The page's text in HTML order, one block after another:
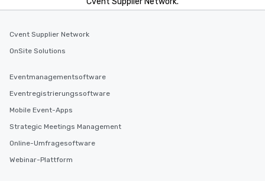
Cvent Supplier Network
OnSite Solutions
Eventmanagementsoftware
Eventregistrierungssoftware
Mobile Event-Apps
Strategic Meetings Management
Online-Umfragesoftware
Webinar-Plattform